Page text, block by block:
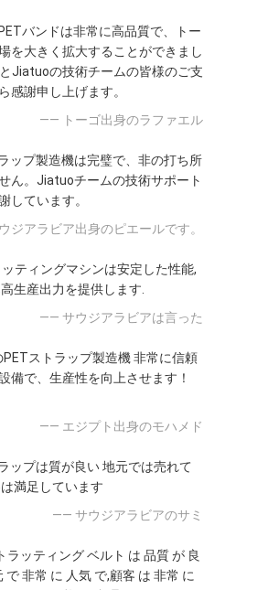
バンドは非常に高品質で、トー
を大きく拡大することができまし
Jiatuoの技術チームの皆様のご支
感謝申し上げます。
—— トーゴ出身のラファエル
ップ製造機は完璧で、非の打ち所
ん。Jiatuoチームの技術サポート
しています。
ジアラビア出身のピエールです。
ティングマシンは安定した性能,
生産出力を提供します.
—— サウジアラビアは言った
PETストラップ製造機 非常に信頼
備で、生産性を向上させます！
—— エジプト出身のモハメド
ップは質が良い 地元では売れて
満足しています
—— サウジアラビアのサミ
ラッティング ベルト は 品質 が 良
で 非常 に 人気 で,顧客 は 非常 に